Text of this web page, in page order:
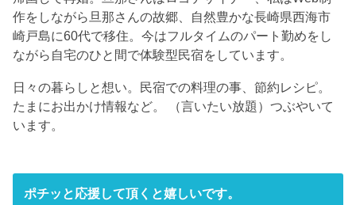
作をしながら旦那さんの故郷、自然豊かな長崎県西海市
崎戸島に60代で移住。今はフルタイムのパート勤めをし
ながら自宅のひと間で体験型民宿をしています。
日々の暮らしと想い。民宿での料理の事、節約レシピ。
たまにお出かけ情報など。 （言いたい放題）つぶやいて
います。
ポチッと応援して頂くと嬉しいです。